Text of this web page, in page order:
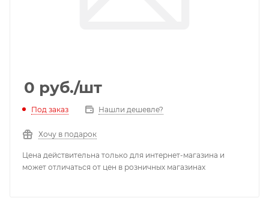
0 руб./шт
Под заказ Нашли дешевле?
Хочу в подарок
Цена действительна только для интернет-магазина и
может отличаться от цен в розничных магазинах